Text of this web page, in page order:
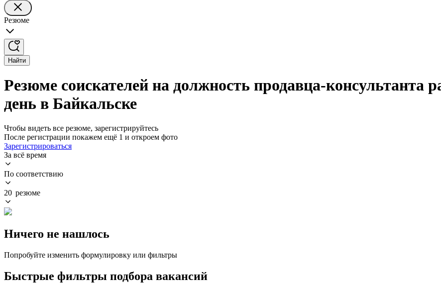
Резюме
Найти
Резюме соискателей на должность продавца-консультанта
день в Байкальске
Чтобы видеть все резюме, зарегистрируйтесь
После регистрации покажем ещё 1 и откроем фото
Зарегистрироваться
За всё время
По соответствию
20 резюме
Ничего не нашлось
Попробуйте изменить формулировку или фильтры
Быстрые фильтры подбора вакансий